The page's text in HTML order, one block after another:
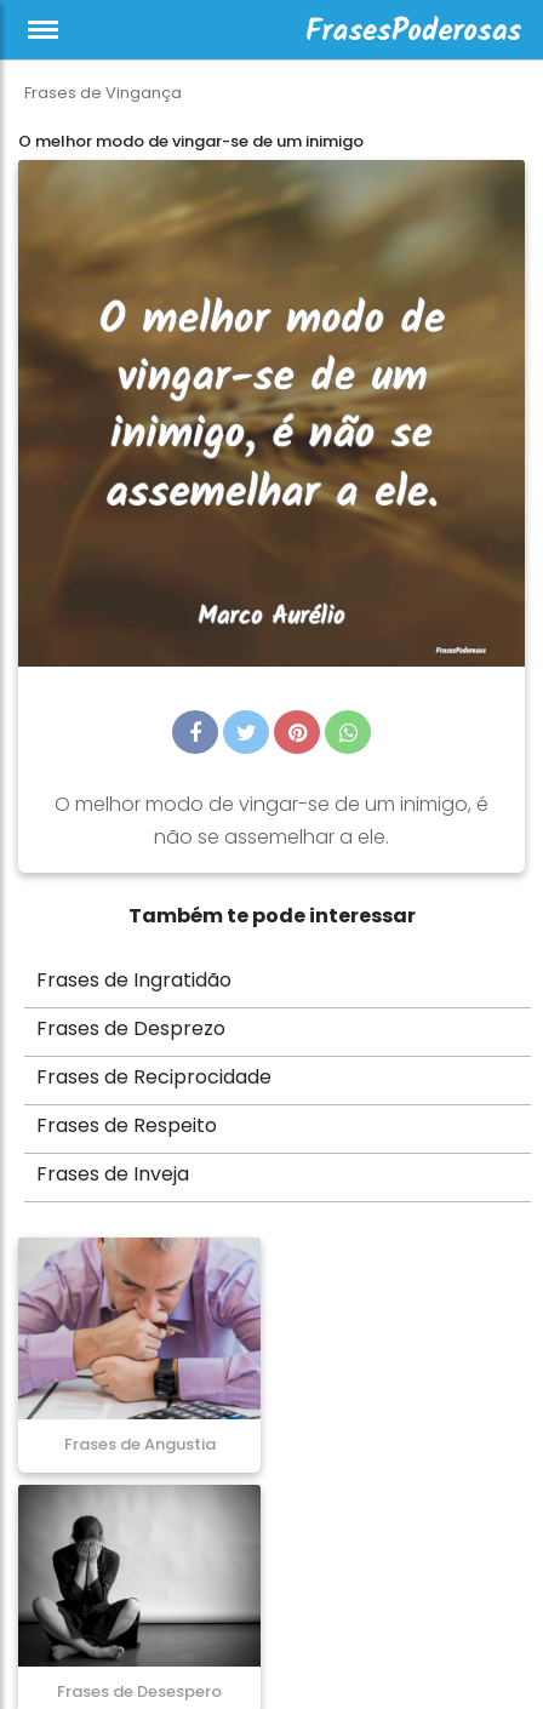
Frases de Vingança
O melhor modo de vingar-se de um inimigo
O melhor modo de vingar-se de um inimigo, é
não se assemelhar a ele.
Também te pode interessar
Frases de Ingratidão
Frases de Desprezo
Frases de Reciprocidade
Frases de Respeito
Frases de Inveja
Frases de Angustia
Frases de Desespero